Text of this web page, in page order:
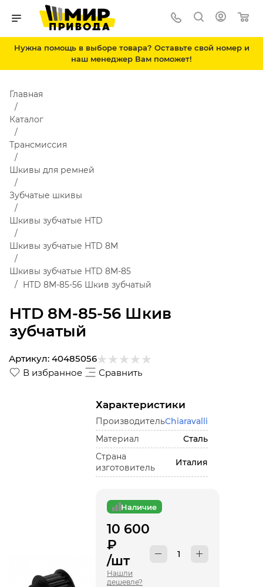
Нужна помощь в выборе товара? Оставьте свой номер и
наш менеджер Вам поможет!
HTD 8M-85-56 Шкив
зубчатый
Главная
Каталог
Трансмиссия
Шкивы для ремней
Зубчатые шкивы
Шкивы зубчатые HTD
Шкивы зубчатые HTD 8M
Шкивы зубчатые HTD 8M-85
HTD 8M-85-56 Шкив зубчатый
В избранное Сравнить
Артикул: 40485056
Характеристики
ПроизводительChiaravalli
Материал
Сталь
Страна
изготовитель
Италия
Наличие
10 600
₽
/шт
Нашли
дешевле?